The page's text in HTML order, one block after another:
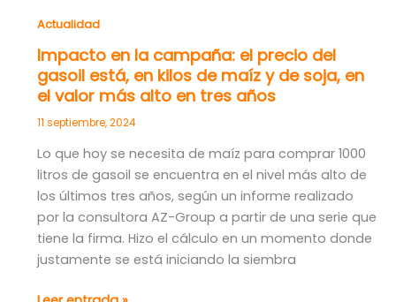
Actualidad
Impacto en la campaña: el precio del
gasoil está, en kilos de maíz y de soja, en
el valor más alto en tres años
11 septiembre, 2024
Lo que hoy se necesita de maíz para comprar 1000
litros de gasoil se encuentra en el nivel más alto de
los últimos tres años, según un informe realizado
por la consultora AZ-Group a partir de una serie que
tiene la firma. Hizo el cálculo en un momento donde
justamente se está iniciando la siembra